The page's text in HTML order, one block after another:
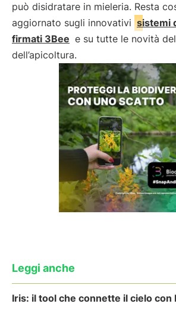
può disidratare in mieleria. Resta
aggiornato sugli innovativi sistemi
firmati 3Bee e su tutte le novità
dell’apicoltura.
Leggi anche
Iris: il tool che connette il cielo con